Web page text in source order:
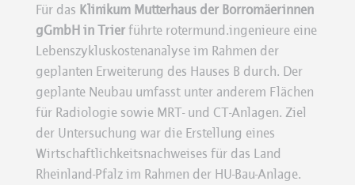
Für das Klinikum Mutterhaus der Borromäerinnen
gGmbH in Trierführte rotermund.ingenieure eine
Lebenszykluskostenanalyse im Rahmen der
geplanten Erweiterung des Hauses B durch. Der
geplante Neubau umfasst unter anderem Flächen
für Radiologie sowie MRT- und CT-Anlagen. Ziel
der Untersuchung war die Erstellung eines
Wirtschaftlichkeitsnachweises für das Land
Rheinland-Pfalz im Rahmen der HU-Bau-Anlage.